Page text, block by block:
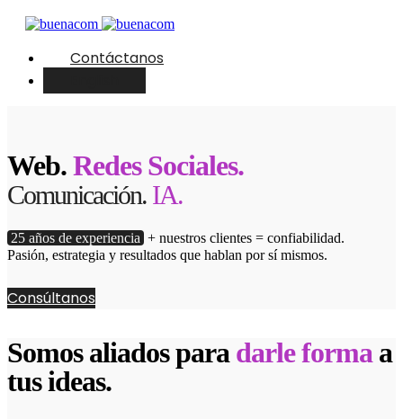
Contáctanos
Web.Redes Sociales.
Comunicación. IA.
25 años de experiencia + nuestros clientes = confiabilidad.
Pasión, estrategia y resultados que hablan por sí mismos.
Consúltanos
Somos aliados para darle forma a
tus ideas.